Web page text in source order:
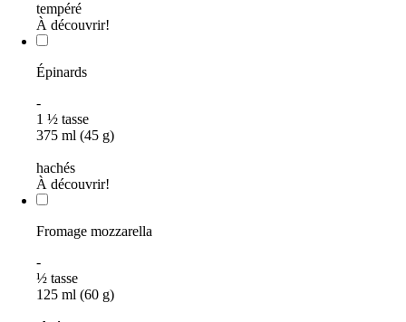
tempéré
À découvrir!
Épinards
-
1 ½ tasse
375 ml (45 g)
hachés
À découvrir!
Fromage mozzarella
-
½ tasse
125 ml (60 g)